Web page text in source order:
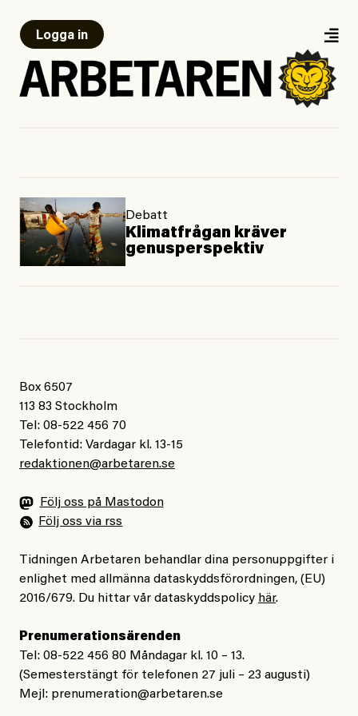
Logga in
Debatt
Klimatfrågan kräver
genusperspektiv
Box 6507
113 83 Stockholm
Tel: 08-522 456 70
Telefontid: Vardagar kl. 13-15
redaktionen@arbetaren.se
Följ oss på Mastodon
Följ oss via rss
Tidningen Arbetaren behandlar dina personuppgifter i
enlighet med allmänna dataskyddsförordningen, (EU)
2016/679. Du hittar vår dataskyddspolicy här.
Prenumerationsärenden
Tel: 08-522 456 80 Måndagar kl. 10 – 13.
(Semesterstängt för telefonen 27 juli – 23 augusti)
Mejl: prenumeration@arbetaren.se